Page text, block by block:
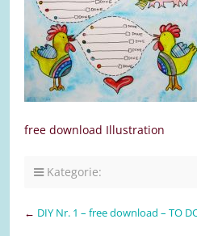
free download Illustration
Kategorie:
← DIY Nr. 1 – free download – TO